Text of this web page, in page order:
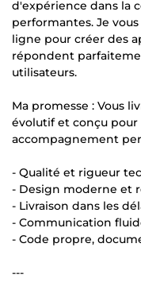
d'expérience dans la
performantes. Je
ligne pour créer des
répondent
utilisateurs.
Ma promesse : Vous
évolutif et conçu
accompagnement
- Qualité et rigueur
- Design moderne et
- Livraison dans les
- Communication
- Code propre,
---